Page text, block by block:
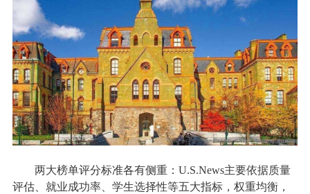
两大榜单评分标准各有侧重：U.S.News主要依据质量
评估、就业成功率、学生选择性等五大指标，权重均衡，